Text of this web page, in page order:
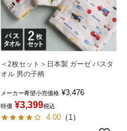
＜2枚セット＞日本製 ガーゼ バスタ
オル 男の子柄
メーカー希望小売価格 ¥3,476
特価 ¥3,399税込
4.00 （ 1 ）